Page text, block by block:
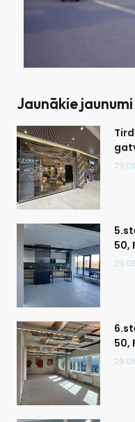
Jaunākie jaunumi
50,
50,